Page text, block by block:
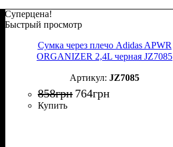
Суперцена!
Быстрый просмотр
Сумка через плечо Adidas APWR
ORGANIZER 2,4L черная JZ7085
JZ7085
858грн 764грн
Купить